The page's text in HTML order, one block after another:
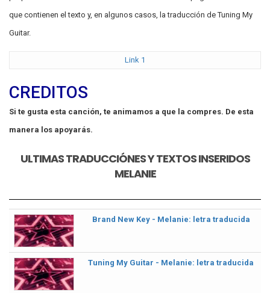
que contienen el texto y, en algunos casos, la traducción de Tuning My
Guitar.
Link 1
CREDITOS
Si te gusta esta canción, te animamos a que la compres. De esta
manera los apoyarás.
ULTIMAS TRADUCCIÓNES Y TEXTOS INSERIDOS
MELANIE
Brand New Key - Melanie: letra traducida
Tuning My Guitar - Melanie: letra traducida